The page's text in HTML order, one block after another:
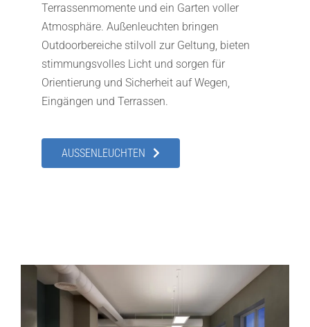
Terrassenmomente und ein Garten voller
Atmosphäre. Außenleuchten bringen
Outdoorbereiche stilvoll zur Geltung, bieten
stimmungsvolles Licht und sorgen für
Orientierung und Sicherheit auf Wegen,
Eingängen und Terrassen.
AUSSENLEUCHTEN